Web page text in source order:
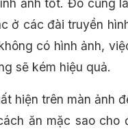
ảnh tốt. Đó cũng
ở các đài truyền
có hình ảnh,
sẽ kém hiệu quả.
hiện trên màn ảnh
ăn mặc sao cho